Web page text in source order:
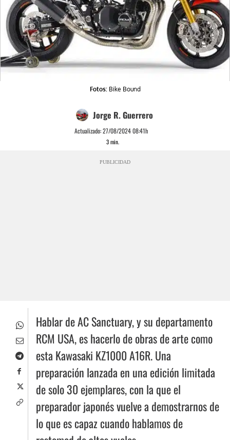
Fotos:Bike Bound
Jorge R. Guerrero
Actualizado:27/08/2024 08:41h
3min.
PUBLICIDAD
Hablar de AC Sanctuary, y su departamento
RCM USA, es hacerlo de obras de arte como
esta Kawasaki KZ1000 A16R. Una
preparación lanzada en una edición limitada
de solo 30 ejemplares, con la que el
preparador japonés vuelve a demostrarnos de
lo que es capaz cuando hablamos de